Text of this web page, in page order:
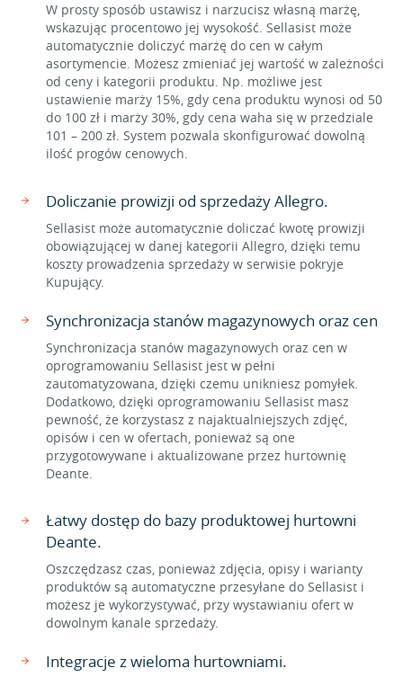
W prosty sposób ustawisz i narzucisz własną marżę,
wskazując procentowo jej wysokość. Sellasist może
automatycznie doliczyć marżę do cen w całym
asortymencie. Możesz zmieniać jej wartość w zależności
od ceny i kategorii produktu. Np. możliwe jest
ustawienie marży 15%, gdy cena produktu wynosi od 50
do 100 zł i marży 30%, gdy cena waha się w przedziale
101 – 200 zł. System pozwala skonfigurować dowolną
ilość progów cenowych.
Doliczanie prowizji od sprzedaży Allegro.
Sellasist może automatycznie doliczać kwotę prowizji
obowiązującej w danej kategorii Allegro, dzięki temu
koszty prowadzenia sprzedaży w serwisie pokryje
Kupujący.
Synchronizacja stanów magazynowych oraz cen
Synchronizacja stanów magazynowych oraz cen w
oprogramowaniu Sellasist jest w pełni
zautomatyzowana, dzięki czemu unikniesz pomyłek.
Dodatkowo, dzięki oprogramowaniu Sellasist masz
pewność, że korzystasz z najaktualniejszych zdjęć,
opisów i cen w ofertach, ponieważ są one
przygotowywane i aktualizowane przez hurtownię
Deante.
Łatwy dostęp do bazy produktowej hurtowni
Deante.
Oszczędzasz czas, ponieważ zdjęcia, opisy i warianty
produktów są automatyczne przesyłane do Sellasist i
możesz je wykorzystywać, przy wystawianiu ofert w
dowolnym kanale sprzedaży.
Integracje z wieloma hurtowniami.